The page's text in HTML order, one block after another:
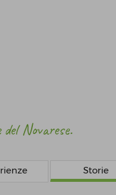
del Novarese.
Storie